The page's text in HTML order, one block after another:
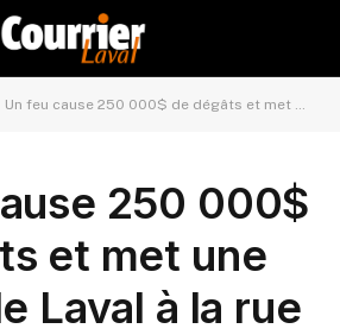
Un feu cause 250 000$ de dégâts et met une famille de Laval à la rue
250 000$
et met une
Laval à la rue